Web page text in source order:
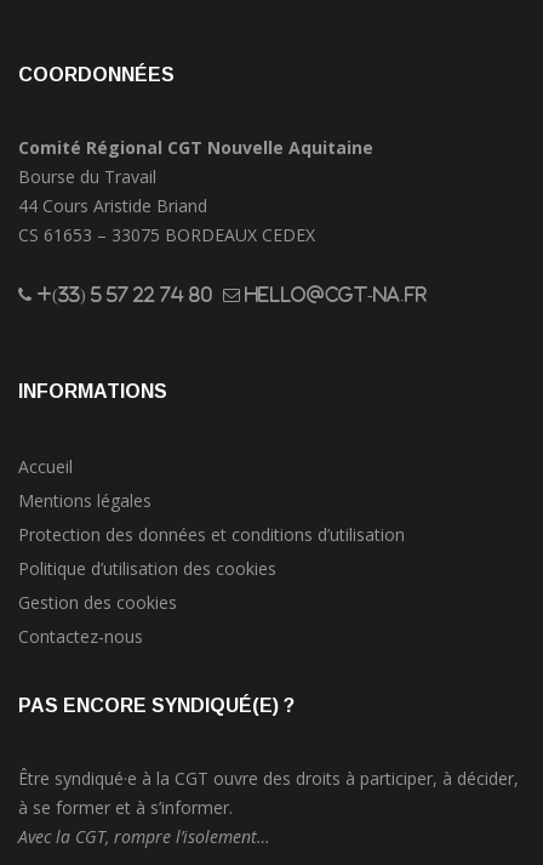
COORDONNÉES
Comité Régional CGT Nouvelle Aquitaine
Bourse du Travail
44 Cours Aristide Briand
CS 61653 – 33075 BORDEAUX CEDEX
+(33) 5 57 22 74 80 hello@cgt-na.fr
INFORMATIONS
Accueil
Mentions légales
Protection des données et conditions d’utilisation
Politique d’utilisation des cookies
Gestion des cookies
Contactez-nous
PAS ENCORE SYNDIQUÉ(E) ?
Être syndiqué·e à la CGT ouvre des droits à participer, à décider,
à se former et à s’informer.
Avec la CGT, rompre l’isolement…